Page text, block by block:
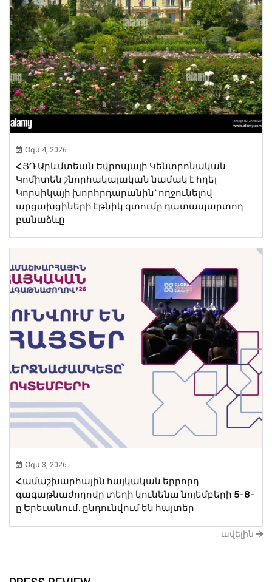
Օգս 4, 2026
ՀՅԴ Արևմտեան Եվրոպայի Կենտրոնական
Կոմիտեն շնորհակալական նամակ է հղել
Կորսիկայի խորհրդարանին՝ ողջունելով
արցախցիների էթնիկ զտումը դատապարտող
բանաձևը
Օգս 3, 2026
Համաշխարհային հայկական երրորդ
գագաթնաժողովը տեղի կունենա նոյեմբերի 5-8-
ը Երեւանում. ընդունվում են հայտեր
ավելին